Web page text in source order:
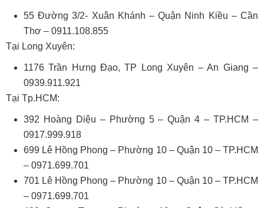
55 Đường 3/2- Xuân Khánh – Quận Ninh Kiều – Cần
Thơ – 0911.108.855
Tại Long Xuyên:
1176 Trần Hưng Đạo, TP Long Xuyên – An Giang –
0939.911.921
Tại Tp.HCM:
392 Hoàng Diệu – Phường 5 – Quận 4 – TP.HCM –
0917.999.918
699 Lê Hồng Phong – Phường 10 – Quận 10 – TP.HCM
– 0971.699.701
701 Lê Hồng Phong – Phường 10 – Quận 10 – TP.HCM
– 0971.699.701